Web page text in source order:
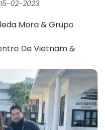
02-2023
Mora & Grupo
De Vietnam &